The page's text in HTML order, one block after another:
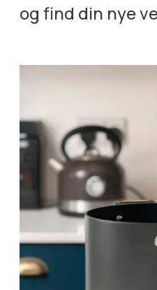
og find din nye